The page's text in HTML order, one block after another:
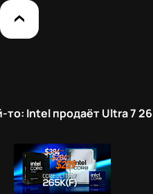
Intel продаёт Ultra 7